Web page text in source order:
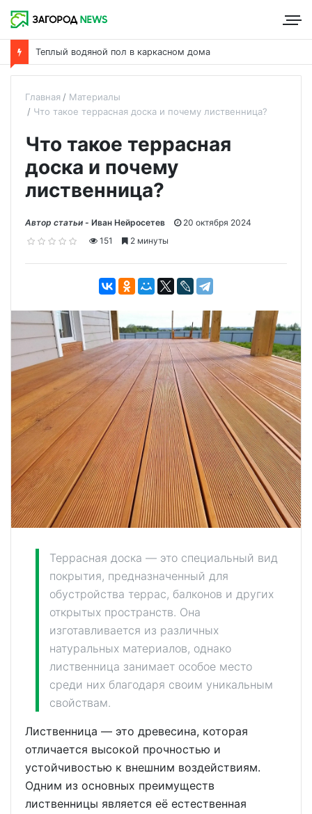
Теплый водяной пол в каркасном дома
Главная
Материалы
Что такое террасная доска и почему лиственница?
Что такое террасная
доска и почему
лиственница?
Автор статьи - Иван Нейросетев
20 октября 2024
151
2 минуты
Террасная доска — это специальный вид
покрытия, предназначенный для
обустройства террас, балконов и других
открытых пространств. Она
изготавливается из различных
натуральных материалов, однако
лиственница занимает особое место
среди них благодаря своим уникальным
свойствам.
Лиственница — это древесина, которая
отличается высокой прочностью и
устойчивостью к внешним воздействиям.
Одним из основных преимуществ
лиственницы является её естественная